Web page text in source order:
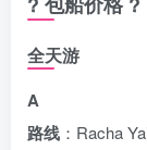
全天游
A
路线 ：Racha